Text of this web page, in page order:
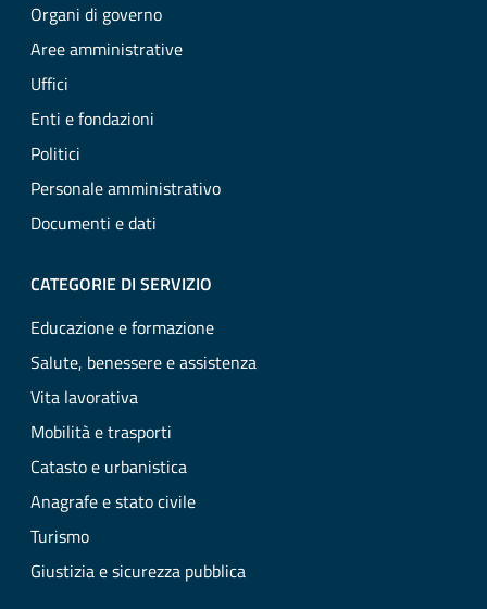
Organi di governo
Aree amministrative
Uffici
Enti e fondazioni
Politici
Personale amministrativo
Documenti e dati
CATEGORIE DI SERVIZIO
Educazione e formazione
Salute, benessere e assistenza
Vita lavorativa
Mobilità e trasporti
Catasto e urbanistica
Anagrafe e stato civile
Turismo
Giustizia e sicurezza pubblica